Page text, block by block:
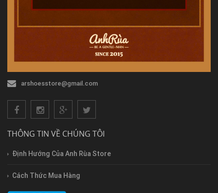
arshoesstore@gmail.com
THÔNG TIN VỀ CHÚNG TÔI
Định Hướng Của Anh Rùa Store
Cách Thức Mua Hàng